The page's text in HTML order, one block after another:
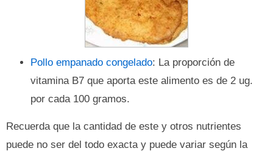
Pollo empanado congelado: La proporción de
vitamina B7 que aporta este alimento es de 2 ug.
por cada 100 gramos.
Recuerda que la cantidad de este y otros nutrientes
puede no ser del todo exacta y puede variar según la